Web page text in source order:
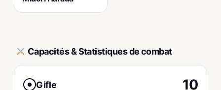
Capacités & Statistiques de combat
● Gifle 10